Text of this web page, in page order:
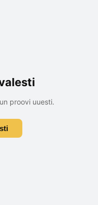
proovi uuesti.